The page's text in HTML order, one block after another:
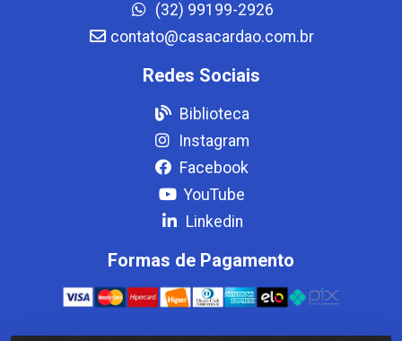
(32) 99199-2926
contato@casacardao.com.br
Redes Sociais
Biblioteca
Instagram
Facebook
YouTube
Linkedin
Formas de Pagamento